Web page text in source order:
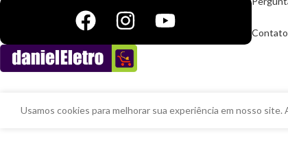
Usamos cookies para melhorar sua experiência em nosso